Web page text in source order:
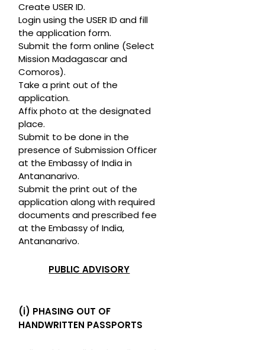
Create USER ID.
Login using the USER ID and fill
the application form.
Submit the form online (Select
Mission Madagascar and
Comoros).
Take a print out of the
application.
Affix photo at the designated
place.
Submit to be done in the
presence of Submission Officer
at the Embassy of India in
Antananarivo.
Submit the print out of the
application along with required
documents and prescribed fee
at the Embassy of India,
Antananarivo.
PUBLIC ADVISORY
(i) PHASING OUT OF
HANDWRITTEN PASSPORTS